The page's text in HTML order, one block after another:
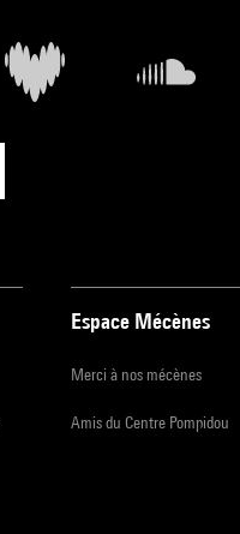
Espace Mécènes
Merci à nos mécènes
Amis du Centre Pompidou